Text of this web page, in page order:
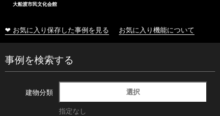
大船渡市民文化会館
❤ お気に入り保存した事例を見る お気に入り機能について
事例を検索する
建物分類 選択
指定なし